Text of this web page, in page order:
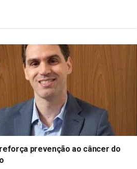
prevenção ao câncer do